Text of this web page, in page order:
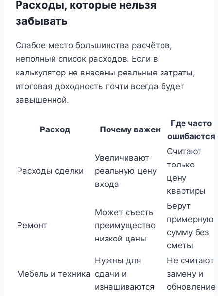
Расходы, которые нельзя
забывать
Слабое место большинства расчётов,
неполный список расходов. Если в
калькулятор не внесены реальные затраты,
итоговая доходность почти всегда будет
завышенной.
Расход Почему важен
Где часто
ошибаются
Расходы сделки
Увеличивают
реальную цену
входа
Считают
только
цену
квартиры
Ремонт
Может съесть
преимущество
низкой цены
Берут
примерную
сумму без
сметы
Мебель и техника
Нужны для
сдачи и
изнашиваются
Не считают
замену и
обновление